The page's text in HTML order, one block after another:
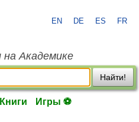
EN DE ES FR
на Академике
Найти!
Книги Игры ⚽